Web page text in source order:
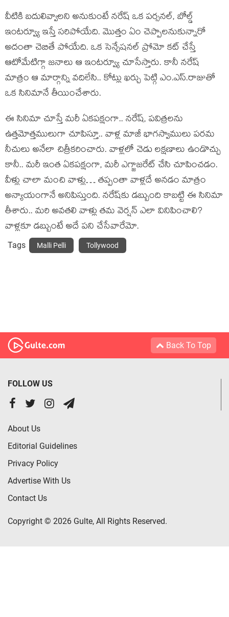
వీటికి బదులివ్వాలని అనుకుంటే నరేష్ ఒక పర్సనల్, బోల్డ్
ఇంటర్వ్యూ ఇస్తే సరిపోయేది. మొత్తం ఏం చెప్పాలనుకున్నారో
అదంతా చెబితే పోయేది. ఒక సెన్సేషనల్ ప్రోమో కట్ చేస్తే
ఆటోమేటిగ్గా జనాలు ఆ ఇంటర్వ్యూ చూసేస్తారు. కానీ నరేష్
మాత్రం ఆ మార్గాన్ని వదిలేసి.. కోట్లు ఖర్చు పెట్గి ఎం.ఎస్.రాజుతో
ఒక సినిమానే తీయించేశారు.
ఈ సినిమా చూస్తే మరీ ఏకపక్షంగా.. నరేష్, పవిత్రలను
ఉత్తమోత్తములుగా చూపిస్తూ.. వాళ్ల మాజీ భాగస్వాములు పరమ
నీచులు అనేలా చిత్రీకరించారు. వాళ్లలో చెడు లక్షణాలు ఉండొచ్చు
కానీ.. మరీ ఇంత ఏకపక్షంగా, మరీ ఎగ్జాజరేట్ చేసి చూపించడం.
వీళ్లు చాలా మంచి వాళ్లు… తప్పంతా వాళ్లదే అనడం మాత్రం
అన్యాయంగానే అనిపిస్తుంది. నరేష్‌కు డబ్బుంది కాబట్టి ఈ సినిమా
తీశారు.. మరి అవతలి వాళ్లు తమ వెర్షన్ ఎలా వినిపించాలి?
వాళ్లకూ డబ్బుంటే అదే పని చేసేవారేమో.
Tags Malli Pelli Tollywood
Back To Top
FOLLOW US
About Us
Editorial Guidelines
Privacy Policy
Advertise With Us
Contact Us
Copyright © 2026 Gulte, All Rights Reserved.